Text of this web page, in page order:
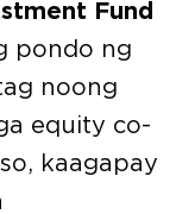
Fund
pondo ng
noong
equity co-
kaagapay